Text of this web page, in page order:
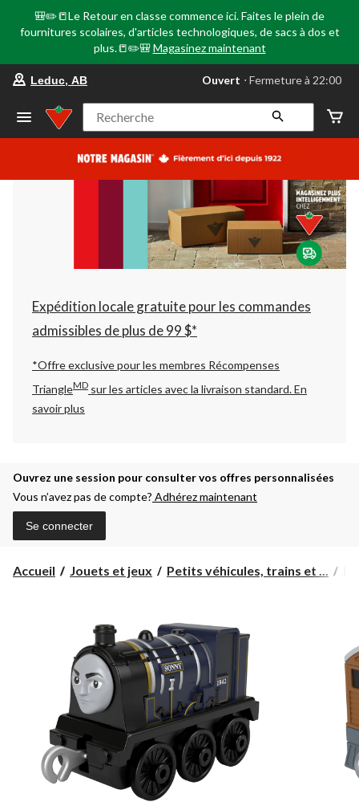
🎒✏️📒Le Retour en classe commence ici. Faites le plein de
fournitures scolaires, d'articles technologiques, de sacs à dos et
plus.📒✏️🎒 Magasinez maintenant
votre
préféré
Leduc,
AB,
courament
Fermeture
à
22:00
cliquer
pour
changer
Leduc, AB Ouvert ⋅ Fermeture à 22:00
Recherche
Expédition locale gratuite pour les commandes
admissibles de plus de 99 $*
*Offre exclusive pour les membres Récompenses
TriangleMD sur les articles avec la livraison standard.En
savoir plus
Ouvrez une session pour consulter vos offres personnalisées
Vous n’avez pas de compte? Adhérez maintenant
Se connecter
Accueil Jouets et jeux Petits véhicules, trains et ...
et
ses
3
et